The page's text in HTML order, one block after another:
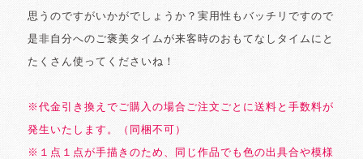
思うのですがいかがでしょうか？実用性もバッチリですので
是非自分へのご褒美タイムが来客時のおもてなしタイムにと
たくさん使ってくださいね！
※代金引き換えでご購入の場合ご注文ごとに送料と手数料が
発生いたします。（同梱不可）
※１点１点が手描きのため、同じ作品でも色の出具合や模様